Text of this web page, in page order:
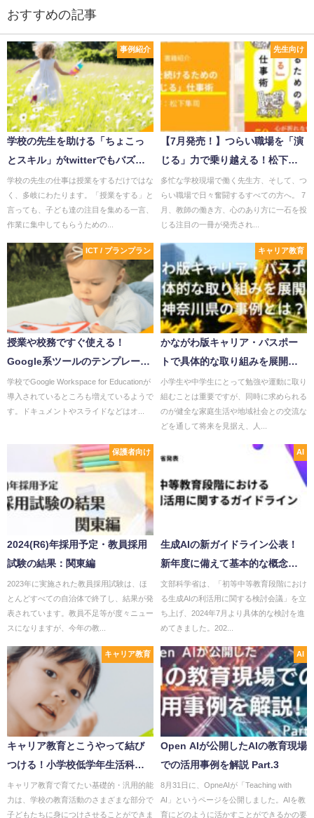
おすすめの記事
事例紹介
学校の先生を助ける「ちょこっ
とスキル」がtwitterでもバズっ
てる！ちょっとの知恵で大きな
効果
学校の先生の仕事は授業をするだけではな
く、多岐にわたります。「授業をする」と
言っても、子ども達の注目を集める一言、
作業に集中してもらうための...
先生向け
【7月発売！】つらい職場を「演
じる」力で乗り越える！松下隼
司先生の新刊『先生を続けるた
めの「演じる」仕事術』
多忙な学校現場で働く先生方、そして、つ
らい職場で日々奮闘するすべての方へ。 7
月、教師の働き方、心のあり方に一石を投
じる注目の一冊が発売され...
ICT / プランプラン
授業や校務ですぐ使える！
Google系ツールのテンプレート
をダウンロードできるサイト3つ
学校でGoogle Workspace for Educationが
導入されているところも増えているようで
す。ドキュメントやスライドなどはオ...
キャリア教育
かながわ版キャリア・パスポー
トで具体的な取り組みを展開！
神奈川県の事例とは？
小学生や中学生にとって勉強や運動に取り
組むことは重要ですが、同時に求められる
のが健全な家庭生活や地域社会との交流な
どを通して将来を見据え、人...
保護者向け
2024(R6)年採用予定・教員採用
試験の結果：関東編
2023年に実施された教員採用試験は、ほ
とんどすべての自治体で終了し、結果が発
表されています。教員不足等が度々ニュー
スになりますが、今年の教...
AI
生成AIの新ガイドライン公表！
新年度に備えて基本的な概念と
学校現場での実践を解説！
文部科学省は、「初等中等教育段階におけ
る生成AIの利活用に関する検討会議」を立
ち上げ、2024年7月より具体的な検討を進
めてきました。202...
キャリア教育
キャリア教育とこうやって結び
つける！小学校低学年生活科で2
学期に指導する主な単元
キャリア教育で育てたい基礎的・汎用的能
力は、学校の教育活動のさまざまな部分で
子どもたちに身につけさせることができま
AI
Open AIが公開したAIの教育現場
での活用事例を解説 Part.3
8月31日に、OpneAIが「Teaching with
AI」というページを公開しました。AIを教
育にどのように活かすことができるかの要